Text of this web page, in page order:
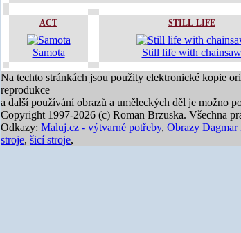
ACT
Samota
STILL-LIFE
Still life with chainsaw
Na techto stránkách jsou použity elektronické kopie
reprodukce
a další používání obrazů a uměleckých děl je možno
Copyright 1997-2026 (c) Roman Brzuska. Všechna
Odkazy: Maluj.cz - výtvarné potřeby, Obrazy Dagmar
stroje, šicí stroje,